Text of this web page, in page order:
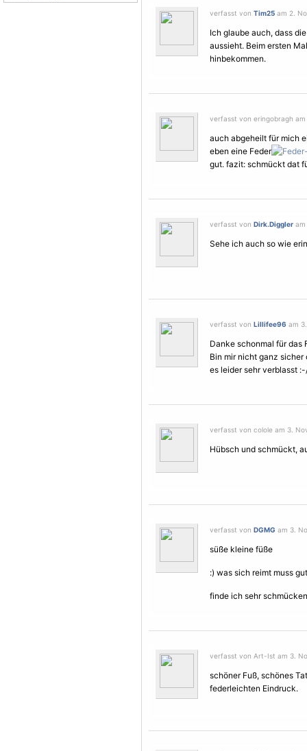
verfasst von Tim25 am 2.
Ich glaube auch, dass
aussieht. Beim ersten
hinbekommen.
verfasst von eringobragh
auch abgeheilt für mich
eben eine Feder
gut. fazit: schmückt dat
verfasst von Dirk.Diggler am
Sehe ich auch so wie
verfasst von Lillifee96 am
Danke schonmal für das
Bin mir nicht ganz sicher
es leider sehr verblasst
verfasst von colole am 3.
Hübsch und schmückt,
verfasst von DGMG am 3.
süße kleine füße
:) was sich reimt muss
finde ich sehr
verfasst von Art-Ist am 3.
schöner Fuß, schönes
federleichten Eindruck.